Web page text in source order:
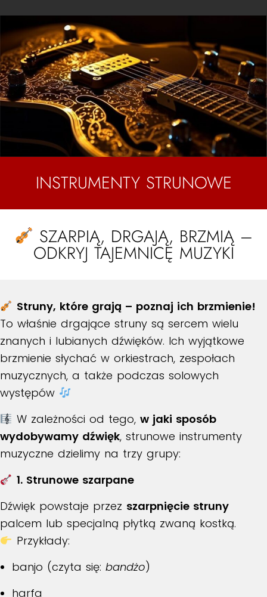
INSTRUMENTY STRUNOWE
SZARPIĄ, DRGAJĄ, BRZMIĄ –
ODKRYJ TAJEMNICĘ MUZYKI
Struny, które grają – poznaj ich brzmienie!
To właśnie drgające struny są sercem wielu
znanych i lubianych dźwięków. Ich wyjątkowe
brzmienie słychać w orkiestrach, zespołach
muzycznych, a także podczas solowych
występów
W zależności od tego, w jaki sposób
wydobywamy dźwięk, strunowe instrumenty
muzyczne dzielimy na trzy grupy:
1. Strunowe szarpane
Dźwięk powstaje przez szarpnięcie struny
palcem lub specjalną płytką zwaną kostką.
Przykłady:
banjo (czyta się: bandżo)
harfa